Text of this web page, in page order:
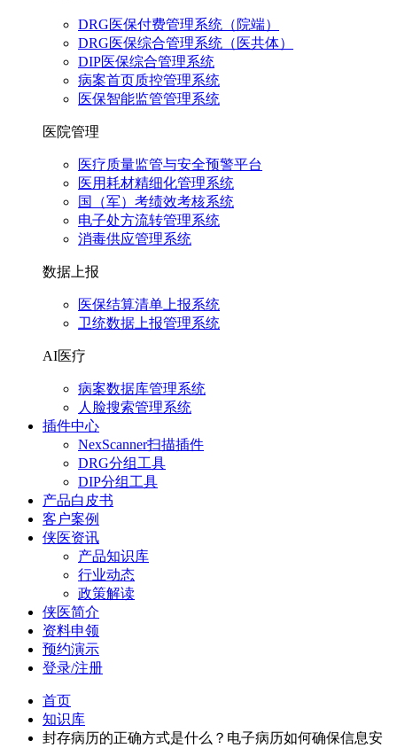
DRG医保付费管理系统（院端）
DRG医保综合管理系统（医共体）
DIP医保综合管理系统
病案首页质控管理系统
医保智能监管管理系统
医院管理
医疗质量监管与安全预警平台
医用耗材精细化管理系统
国（军）考绩效考核系统
电子处方流转管理系统
消毒供应管理系统
数据上报
医保结算清单上报系统
卫统数据上报管理系统
AI医疗
病案数据库管理系统
人脸搜索管理系统
插件中心
NexScanner扫描插件
DRG分组工具
DIP分组工具
产品白皮书
客户案例
侠医资讯
产品知识库
行业动态
政策解读
侠医简介
资料申领
预约演示
登录/注册
首页
知识库
封存病历的正确方式是什么？电子病历如何确保信息安